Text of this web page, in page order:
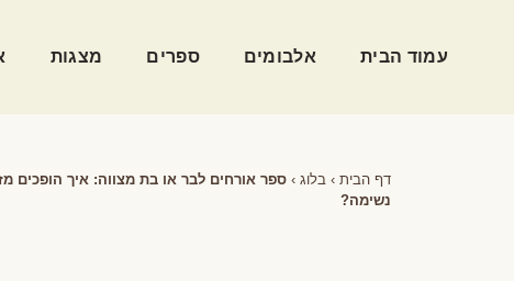
עמוד הבית אלבומים ספרים מצגות
דף הבית › בלוג › ספר אורחים לבר או בת מצווה: איך הופכים
נשימה?